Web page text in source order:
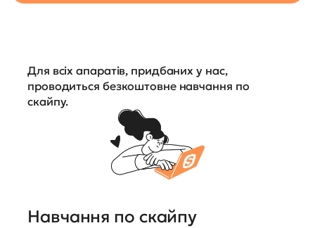
Для всіх апаратів, придбаних у нас,
проводиться безкоштовне навчання по
скайпу.
Навчання по скайпу